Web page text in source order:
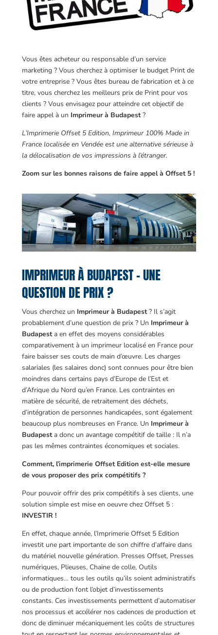
Vous êtes acheteur ou responsable d’un service
marketing ? Vous cherchez à optimiser le budget Print de
votre entreprise ? Vous êtes bureau de fabrication et à ce
titre, vous cherchez les meilleurs prix de Print pour vos
clients ? Vous envisagez pour atteindre cet objectif de
faire appel à un Imprimeur à Budapest?
L’Imprimerie Offset 5 Edition, Imprimeur 100% Made in
France localisée en Vendée est une alternative sérieuse à
la délocalisation de vos impressions à l’étranger.
Zoom sur les bonnes raisons de faire appel à Offset 5 !
IMPRIMEUR À BUDAPEST – UNE
QUESTION DE PRIX ?
Vous cherchez un Imprimeur à Budapest? Il s’agit
probablement d’une question de prix ? Un Imprimeur à
Budapesta en effet des moyens considérables
comparativement à un imprimeur localisé en France pour
faire baisser ses couts de main d’œuvre. Les charges
salariales (les salaires donc) sont connues pour être bien
moindres dans certains pays d’Europe de l’Est et
d’Afrique du Nord qu’en France. Les contraintes en
matière de sécurité, de retraitement des déchets,
d’intégration de personnes handicapées, sont également
beaucoup plus nombreuses en France. Un Imprimeur à
Budapesta donc un avantage compétitif de taille : Il n’a
pas les mêmes contraintes économiques et sociales.
Comment, l’imprimerie Offset Edition est-elle mesure
de vous proposer des prix compétitifs ?
Pour pouvoir offrir des prix compétitifs à ses clients, une
solution simple est mise en oeuvre chez Offset 5 :
INVESTIR !
En effet, chaque année, l’Imprimerie Offset 5 Edition
investit une part importante de son chiffre d’affaire dans
du matériel nouvelle génération. Presses Offset, Presses
numériques, Plieuses, Chaine de colle, Outils
informatiques… tous les outils qu’ils soient administratifs
ou de production font l’objet d’investissements
constants. Ces investissements permettent d’automatiser
nos processus et accélérer nos cadences de production et
donc de diminuer mécaniquement les coûts de structures